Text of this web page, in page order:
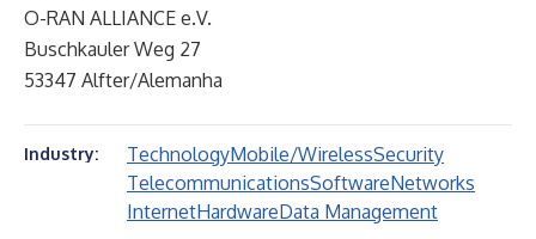
O-RAN ALLIANCE e.V.
Buschkauler Weg 27
53347 Alfter/Alemanha
Industry: TechnologyMobile/WirelessSecurity
TelecommunicationsSoftwareNetworks
InternetHardwareData Management